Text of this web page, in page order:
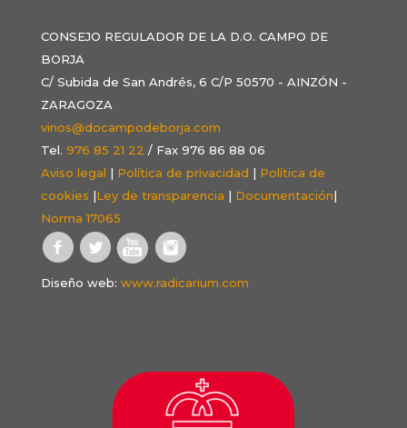
CONSEJO REGULADOR DE LA D.O. CAMPO DE
BORJA
C/ Subida de San Andrés, 6 C/P 50570 - AINZÓN -
ZARAGOZA
vinos@docampodeborja.com
Tel. 976 85 21 22 / Fax 976 86 88 06
Aviso legal | Política de privacidad | Política de
cookies |Ley de transparencia | Documentación|
Norma 17065
Diseño web: www.radicarium.com